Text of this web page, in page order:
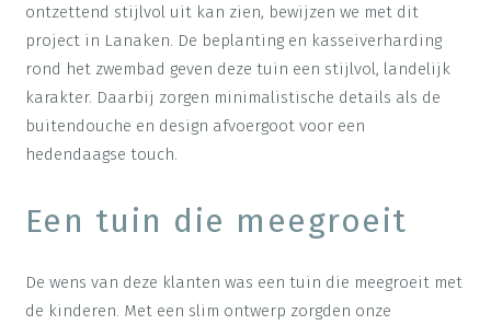
ontzettend stijlvol uit kan zien, bewijzen we met dit
project in Lanaken. De beplanting en kasseiverharding
rond het zwembad geven deze tuin een stijlvol, landelijk
karakter. Daarbij zorgen minimalistische details als de
buitendouche en design afvoergoot voor een
hedendaagse touch.
Een tuin die meegroeit
De wens van deze klanten was een tuin die meegroeit met
de kinderen. Met een slim ontwerp zorgden onze